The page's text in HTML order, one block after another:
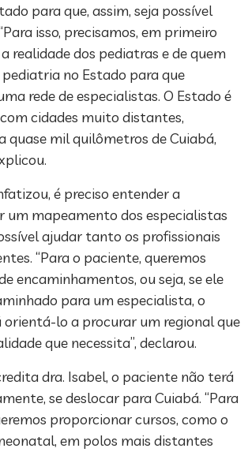
para que, assim, seja possível
isso, precisamos, em primeiro
realidade dos pediatras e de quem
no Estado para que
rede de especialistas. O Estado é
cidades muito distantes,
quase mil quilômetros de Cuiabá,
é preciso entender a
um mapeamento dos especialistas
ajudar tanto os profissionais
“Para o paciente, queremos
encaminhamentos, ou seja, se ele
para um especialista, o
orientá-lo a procurar um regional que
que necessita”, declarou.
dra. Isabel, o paciente não terá
se deslocar para Cuiabá. “Para
proporcionar cursos, como o
em polos mais distantes